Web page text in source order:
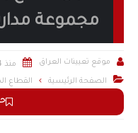
مجموعة
 موقع تعيينات العراق  منذ 4 سنة تقريبا
 الصفحة الرئيسية القطاع